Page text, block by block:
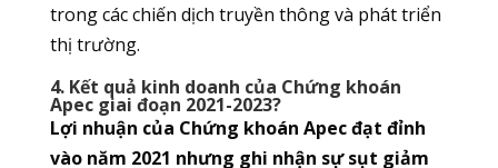
trong các chiến dịch truyền thông và phát triển
thị trường.
4. Kết quả kinh doanh của Chứng khoán
Apec giai đoạn 2021-2023?
Lợi nhuận của Chứng khoán Apec đạt đỉnh
vào năm 2021 nhưng ghi nhận sự sụt giảm